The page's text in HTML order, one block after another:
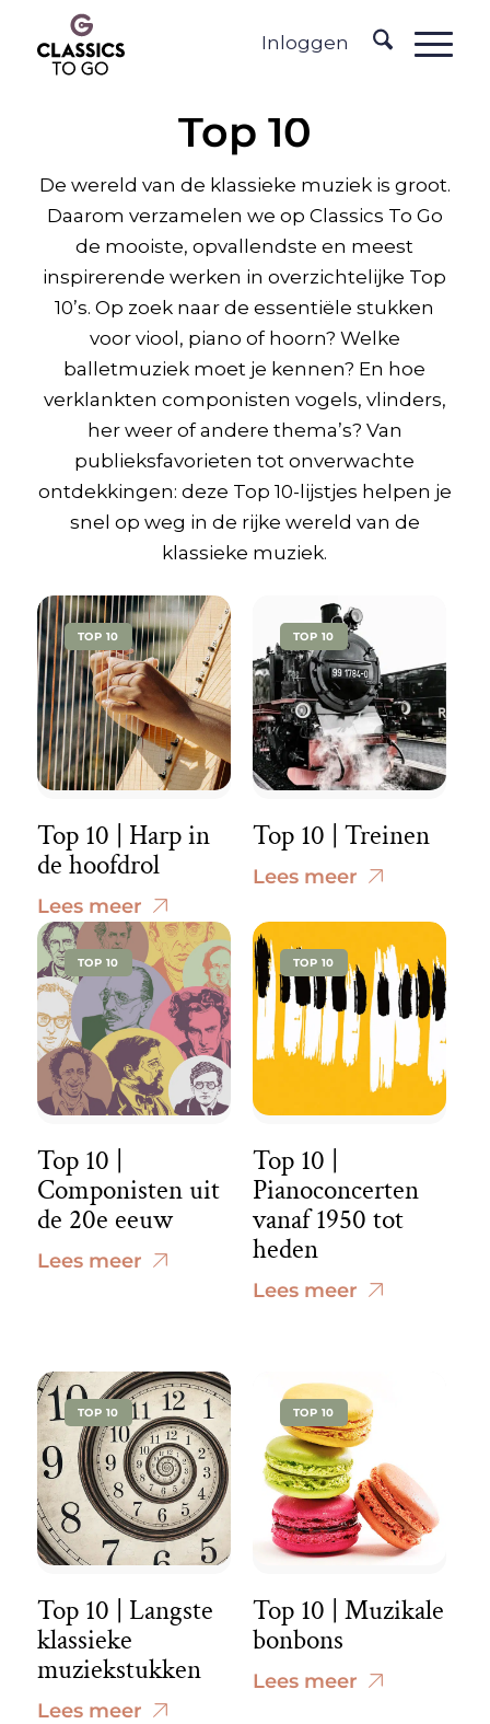
Inloggen
Top 10
De wereld van de klassieke muziek is groot.
Daarom verzamelen we op Classics To Go
de mooiste, opvallendste en meest
inspirerende werken in overzichtelijke Top
10’s. Op zoek naar de essentiële stukken
voor viool, piano of hoorn? Welke
balletmuziek moet je kennen? En hoe
verklankten componisten vogels, vlinders,
her weer of andere thema’s? Van
publieksfavorieten tot onverwachte
ontdekkingen: deze Top 10-lijstjes helpen je
snel op weg in de rijke wereld van de
klassieke muziek.
TOP 10
Top 10 | Harp in
de hoofdrol
Lees meer
TOP 10
Top 10 | Treinen
Lees meer
TOP 10
Top 10 |
Componisten uit
de 20e eeuw
Lees meer
TOP 10
Top 10 |
Pianoconcerten
vanaf 1950 tot
heden
Lees meer
TOP 10
Top 10 | Langste
klassieke
muziekstukken
Lees meer
TOP 10
Top 10 | Muzikale
bonbons
Lees meer